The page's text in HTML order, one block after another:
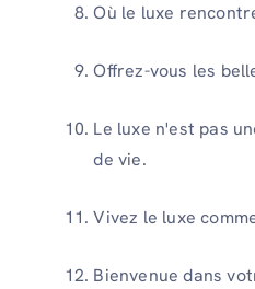
Où le luxe
Offrez-vous les
Le luxe n'est pas
de vie.
Vivez le luxe
Bienvenue dans